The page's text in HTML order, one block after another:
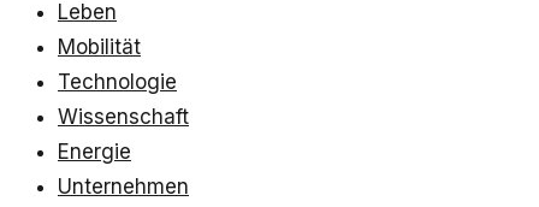
Leben
Mobilität
Technologie
Wissenschaft
Energie
Unternehmen